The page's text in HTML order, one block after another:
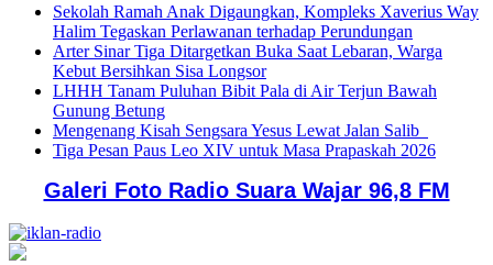
Sekolah Ramah Anak Digaungkan, Kompleks Xaverius Way
Halim Tegaskan Perlawanan terhadap Perundungan
Arter Sinar Tiga Ditargetkan Buka Saat Lebaran, Warga
Kebut Bersihkan Sisa Longsor
LHHH Tanam Puluhan Bibit Pala di Air Terjun Bawah
Gunung Betung
Mengenang Kisah Sengsara Yesus Lewat Jalan Salib
Tiga Pesan Paus Leo XIV untuk Masa Prapaskah 2026
Galeri Foto Radio Suara Wajar 96,8 FM